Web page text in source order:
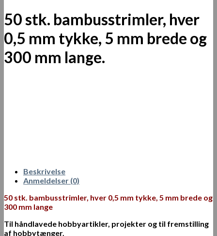
50 stk. bambusstrimler, hver
0,5 mm tykke, 5 mm brede og
300 mm lange.
Beskrivelse
Anmeldelser (0)
50 stk. bambusstrimler, hver 0,5 mm tykke, 5 mm brede og
300 mm lange
Til håndlavede hobbyartikler, projekter og til fremstilling
af hobbytænger.